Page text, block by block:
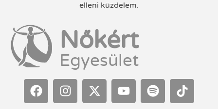
elleni küzdelem.
Nőkért
Egyesület